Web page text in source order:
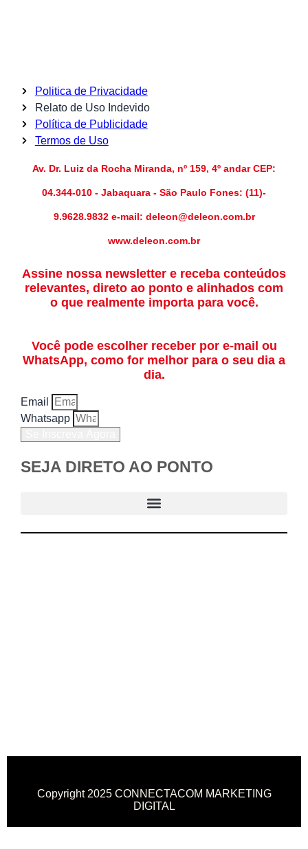
Politica de Privacidade
Relato de Uso Indevido
Política de Publicidade
Termos de Uso
Av. Dr. Luiz da Rocha Miranda, nº 159, 4º andar CEP:
04.344-010 - Jabaquara - São Paulo Fones: (11)-
9.9628.9832 e-mail: deleon@deleon.com.br
www.deleon.com.br
Assine nossa newsletter e receba conteúdos
relevantes, direto ao ponto e alinhados com
o que realmente importa para você.
Você pode escolher receber por e-mail ou
WhatsApp, como for melhor para o seu dia a
dia.
Email
Whatsapp
SEJA DIRETO AO PONTO
Copyright 2025 CONNECTACOM MARKETING
DIGITAL